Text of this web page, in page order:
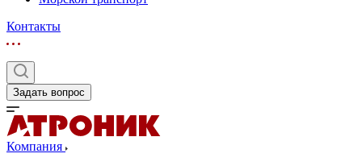
Контакты
Задать вопрос
Компания